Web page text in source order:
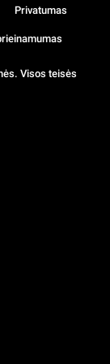
Visos teisės
Privatumas